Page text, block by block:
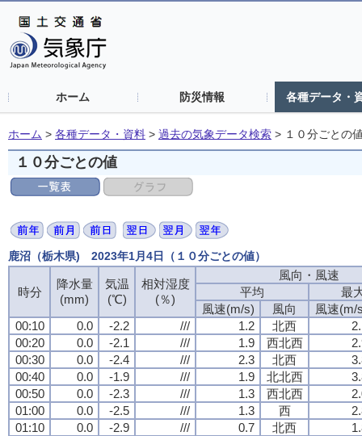
ホーム 防災情報 各種データ・
ホーム > 各種データ・資料 > 過去の気象データ検索 > １０分ごとの
１０分ごとの値
鹿沼（栃木県) 2023年1月4日（１０分ごとの値）
時分
降水量
(mm)
気温
(℃)
相対湿度
(％)
風向・風速
平均
最
風速(m/s)
風向
風速(m/
00:10
0.0 -2.2 /// 1.2 北西
00:20
0.0 -2.1 /// 1.9 西北西
00:30
0.0 -2.4 /// 2.3 北西
00:40
0.0 -1.9 /// 1.9 北北西
00:50
0.0 -2.3 /// 1.3 西北西
01:00
0.0 -2.5 /// 1.3 西
01:10
0.0 -2.9 /// 0.7 北西